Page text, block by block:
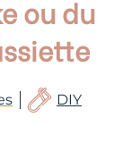
ou du
DIY